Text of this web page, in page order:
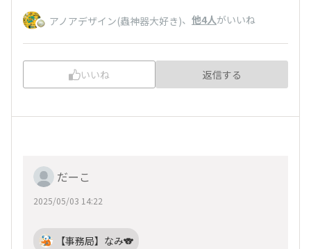
アノアデザイン(蟲神器大好き)、 他4人がいいね
いいね 返信する
だーこ
2025/05/03 14:22
【事務局】なみ🐨